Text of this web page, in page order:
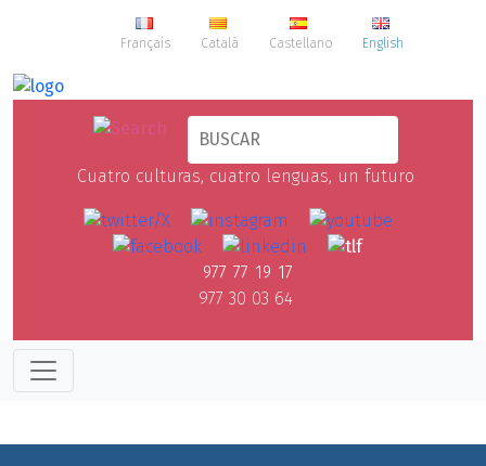
Français Català Castellano English
Cuatro culturas, cuatro lenguas, un futuro
977 77 19 17
977 30 03 64